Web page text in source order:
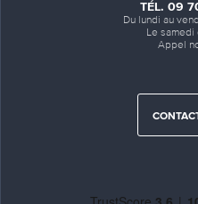
TÉL. 09
Du lundi au
Le samedi
Appel